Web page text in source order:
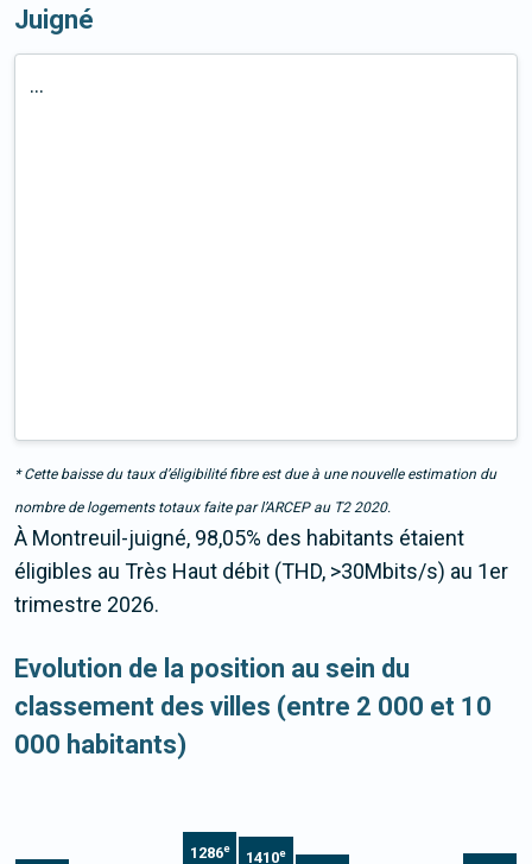
Juigné
...
* Cette baisse du taux d’éligibilité fibre est due à une nouvelle estimation du
nombre de logements totaux faite par l’ARCEP au T2 2020.
À Montreuil-juigné, 98,05% des habitants étaient
éligibles au Très Haut débit (THD, >30Mbits/s) au 1er
trimestre 2026.
Evolution de la position au sein du
classement des villes (entre 2 000 et 10
000 habitants)
1286e
1410e